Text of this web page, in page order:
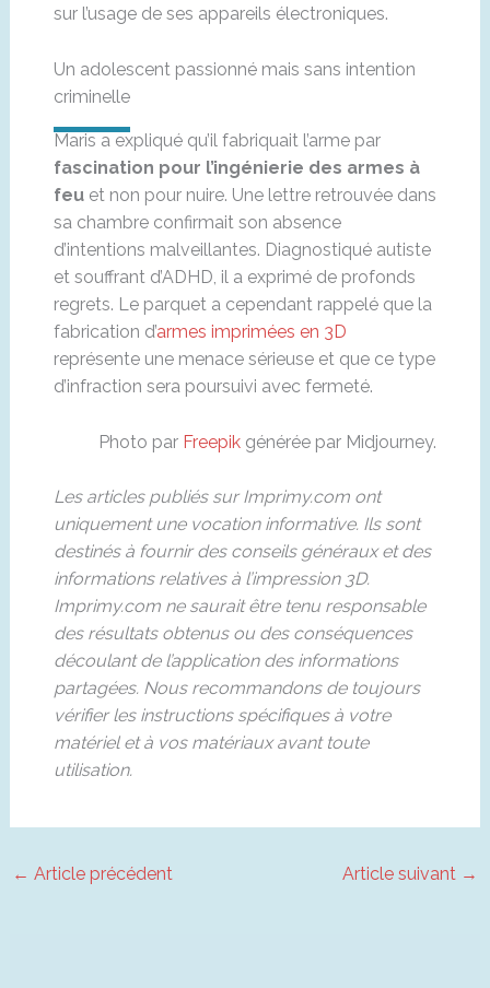
sur l’usage de ses appareils électroniques.
Un adolescent passionné mais sans intention
criminelle
Maris a expliqué qu’il fabriquait l’arme par
fascination pour l’ingénierie des armes à
feuet non pour nuire. Une lettre retrouvée dans
sa chambre confirmait son absence
d’intentions malveillantes. Diagnostiqué autiste
et souffrant d’ADHD, il a exprimé de profonds
regrets. Le parquet a cependant rappelé que la
fabrication d’armes imprimées en 3D
représente une menace sérieuse et que ce type
d’infraction sera poursuivi avec fermeté.
Photo par Freepik générée par Midjourney.
Les articles publiés sur Imprimy.com ont
uniquement une vocation informative. Ils sont
destinés à fournir des conseils généraux et des
informations relatives à l’impression 3D.
Imprimy.com ne saurait être tenu responsable
des résultats obtenus ou des conséquences
découlant de l’application des informations
partagées. Nous recommandons de toujours
vérifier les instructions spécifiques à votre
matériel et à vos matériaux avant toute
utilisation.
← Article précédent Article suivant →